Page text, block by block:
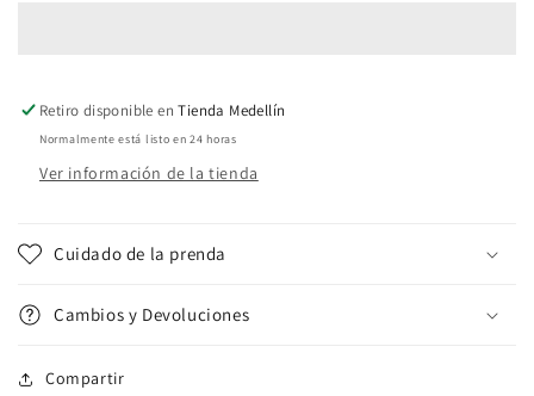
Retiro disponible enTienda Medellín
Normalmente está listo en 24 horas
Ver información de la tienda
Cuidado de la prenda
Cambios y Devoluciones
Compartir